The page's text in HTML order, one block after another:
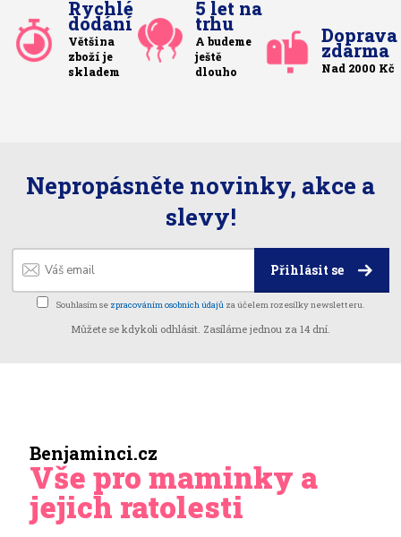
Rychlé
dodání
Většina
zboží je
skladem
5 let na
trhu
A budeme
ještě
dlouho
Doprava
zdarma
Nad 2000 Kč
Nepropásněte novinky, akce a
slevy!
Přihlásit se
Souhlasím se zpracováním osobních údajů za účelem rozesílky newsletteru.
Můžete se kdykoli odhlásit. Zasíláme jednou za 14 dní.
Benjaminci.cz
Vše pro maminky a
jejich ratolesti